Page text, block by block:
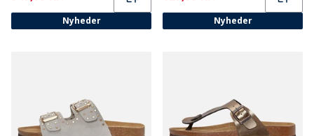
Nyheder Nyheder